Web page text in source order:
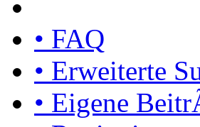
• FAQ
• Erweiterte
• Eigene